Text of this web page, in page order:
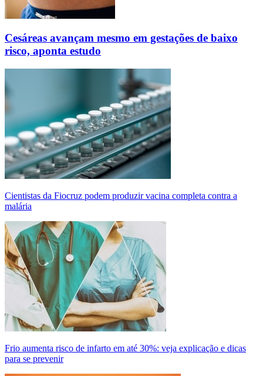
Cesáreas avançam mesmo em gestações de baixo
risco, aponta estudo
Cientistas da Fiocruz podem produzir vacina completa contra a
malária
Frio aumenta risco de infarto em até 30%: veja explicação e dicas
para se prevenir